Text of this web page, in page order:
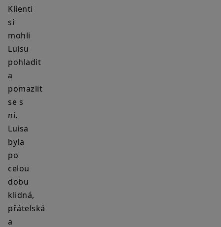
Klienti
si
mohli
Luisu
pohladit
a
pomazlit
se s
ní.
Luisa
byla
po
celou
dobu
klidná,
přátelská
a